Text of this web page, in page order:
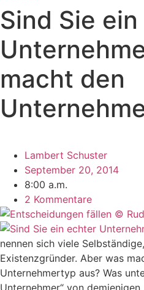
Sind Sie ein
macht den
Lambert Schuster
September 20, 2014
8:00 a.m.
2 Kommentare
nennen sich viele
Existenzgründer. Aber was
Unternehmertyp aus? Was
Unternehmer“ von